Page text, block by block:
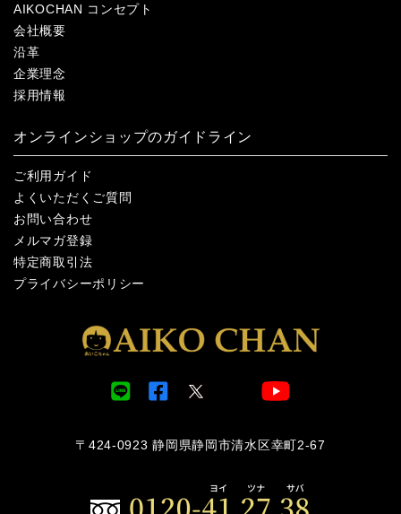
AIKOCHAN コンセプト
会社概要
沿革
企業理念
採用情報
オンラインショップのガイドライン
ご利用ガイド
よくいただくご質問
お問い合わせ
メルマガ登録
特定商取引法
プライバシーポリシー
〒424-0923 静岡県静岡市清水区幸町2-67